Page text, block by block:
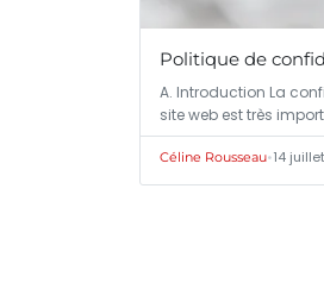
Politique de
A. Introduction La
site web est très
Céline Rousseau•14